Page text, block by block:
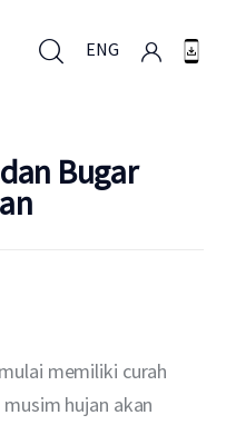
ENG
Bugar
memiliki curah
hujan akan